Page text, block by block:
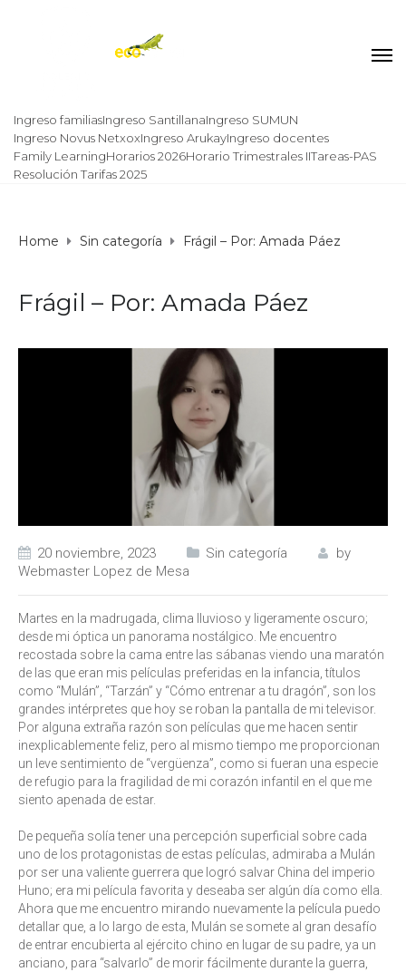
Ingreso familiasIngreso SantillanaIngreso SUMUN
Ingreso Novus NetxoxIngreso ArukayIngreso docentes
Family LearningHorarios 2026Horario Trimestrales IITareas-PAS
Resolución Tarifas 2025
Home Sin categoría Frágil – Por: Amada Páez
Frágil – Por: Amada Páez
20 noviembre, 2023 Sin categoría
by
Webmaster Lopez de Mesa
Martes en la madrugada, clima lluvioso y ligeramente oscuro;
desde mi óptica un panorama nostálgico. Me encuentro
recostada sobre la cama entre las sábanas viendo una maratón
de las que eran mis películas preferidas en la infancia, títulos
como “Mulán”, “Tarzán” y “Cómo entrenar a tu dragón”, son los
grandes intérpretes que hoy se roban la pantalla de mi televisor.
Por alguna extraña razón son películas que me hacen sentir
inexplicablemente feliz, pero al mismo tiempo me proporcionan
un leve sentimiento de “vergüenza”, como si fueran una especie
de refugio para la fragilidad de mi corazón infantil en el que me
siento apenada de estar.
De pequeña solía tener una percepción superficial sobre cada
uno de los protagonistas de estas películas, admiraba a Mulán
por ser una valiente guerrera que logró salvar China del imperio
Huno; era mi película favorita y deseaba ser algún día como ella.
Ahora que me encuentro mirando nuevamente la película puedo
detallar que, a lo largo de esta, Mulán se somete al gran desafío
de entrar encubierta al ejército chino en lugar de su padre, ya un
anciano, para “salvarlo” de morir fácilmente durante la guerra,